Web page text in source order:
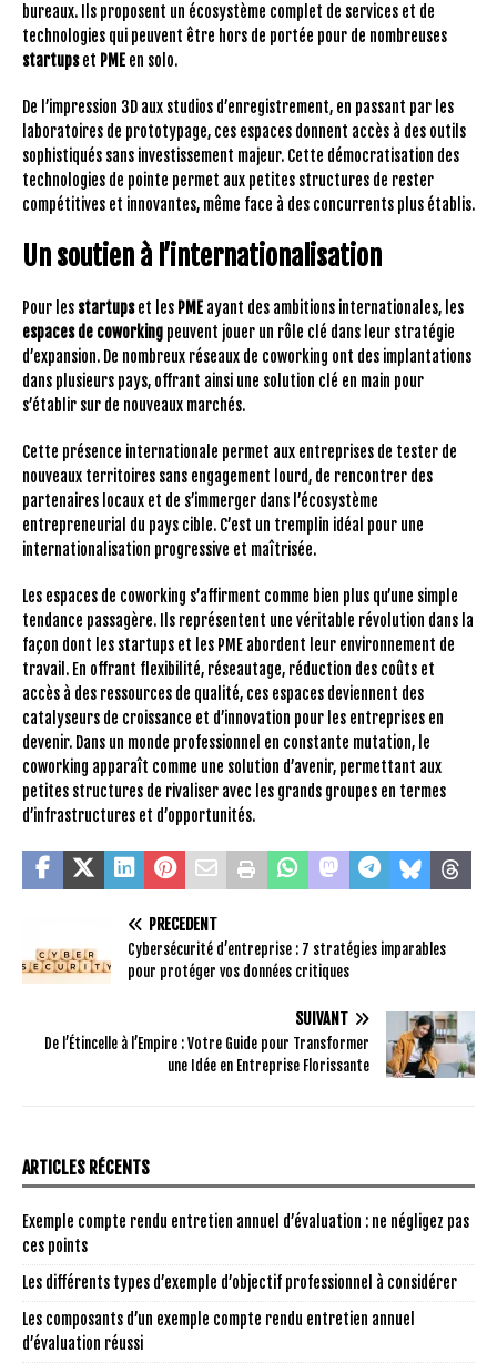
bureaux. Ils proposent un écosystème complet de services et de
technologies qui peuvent être hors de portée pour de nombreuses
startupset PME en solo.
De l’impression 3D aux studios d’enregistrement, en passant par les
laboratoires de prototypage, ces espaces donnent accès à des outils
sophistiqués sans investissement majeur. Cette démocratisation des
technologies de pointe permet aux petites structures de rester
compétitives et innovantes, même face à des concurrents plus établis.
Un soutien à l’internationalisation
Pour les startupset les PME ayant des ambitions internationales, les
espaces de coworking peuvent jouer un rôle clé dans leur stratégie
d’expansion. De nombreux réseaux de coworking ont des implantations
dans plusieurs pays, offrant ainsi une solution clé en main pour
s’établir sur de nouveaux marchés.
Cette présence internationale permet aux entreprises de tester de
nouveaux territoires sans engagement lourd, de rencontrer des
partenaires locaux et de s’immerger dans l’écosystème
entrepreneurial du pays cible. C’est un tremplin idéal pour une
internationalisation progressive et maîtrisée.
Les espaces de coworking s’affirment comme bien plus qu’une simple
tendance passagère. Ils représentent une véritable révolution dans la
façon dont les startups et les PME abordent leur environnement de
travail. En offrant flexibilité, réseautage, réduction des coûts et
accès à des ressources de qualité, ces espaces deviennent des
catalyseurs de croissance et d’innovation pour les entreprises en
devenir. Dans un monde professionnel en constante mutation, le
coworking apparaît comme une solution d’avenir, permettant aux
petites structures de rivaliser avec les grands groupes en termes
d’infrastructures et d’opportunités.
PRÉCÉDENT
Cybersécurité d’entreprise : 7 stratégies imparables
pour protéger vos données critiques
SUIVANT
De l’Étincelle à l’Empire : Votre Guide pour Transformer
une Idée en Entreprise Florissante
ARTICLES RÉCENTS
Exemple compte rendu entretien annuel d’évaluation : ne négligez pas
ces points
Les différents types d’exemple d’objectif professionnel à considérer
Les composants d’un exemple compte rendu entretien annuel
d’évaluation réussi